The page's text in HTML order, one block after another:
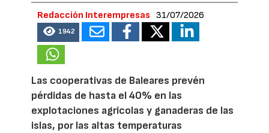
Redacción Interempresas 31/07/2026
1942
Las cooperativas de Baleares prevén
pérdidas de hasta el 40% en las
explotaciones agrícolas y ganaderas de las
islas, por las altas temperaturas